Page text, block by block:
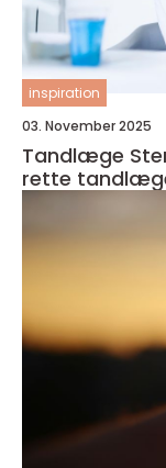
inspiration
03. November 2025
Tandlæge
rette